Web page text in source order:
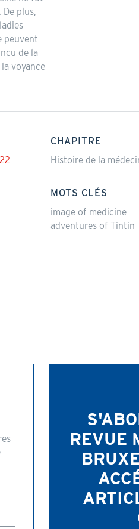
plus,
peuvent
de la
voyance
CHAPITRE
Histoire de la
MOTS CLÉS
image of medicine
adventures of Tintin
REVUE